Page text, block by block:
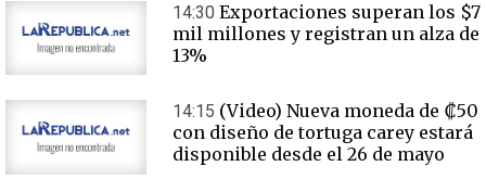
14:30 Exportaciones superan los $7
mil millones y registran un alza de
13%
14:15 (Video) Nueva moneda de ₡50
con diseño de tortuga carey estará
disponible desde el 26 de mayo